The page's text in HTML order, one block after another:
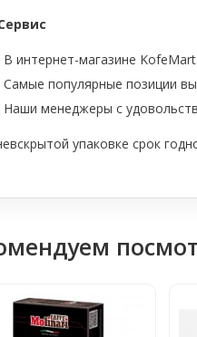
В интернет-магазине
Самые популярные позиции
Наши менеджеры с
упаковке срок